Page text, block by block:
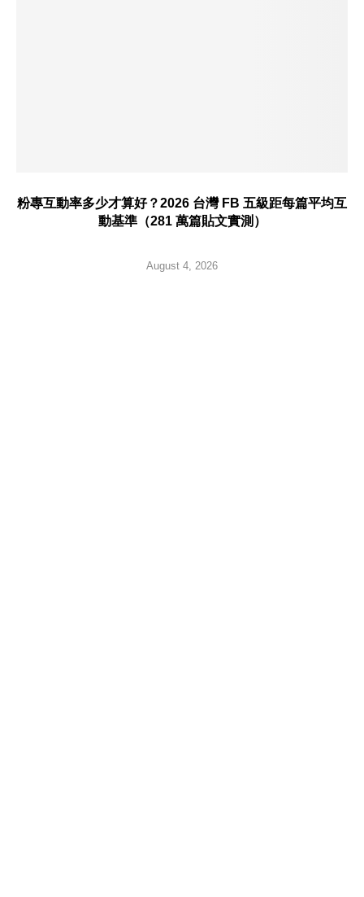
粉專互動率多少才算好？2026 台灣 FB 五級距每篇平均互
動基準（281 萬篇貼文實測）
August 4, 2026